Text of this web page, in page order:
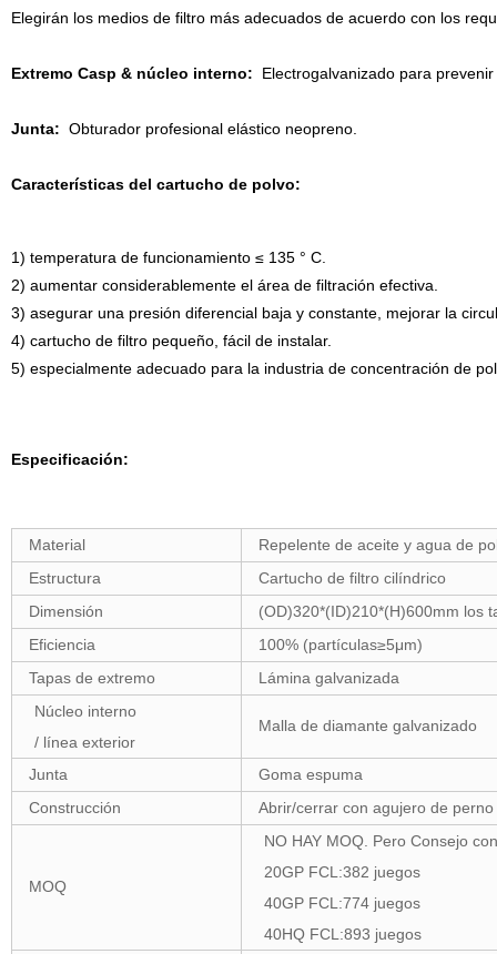
Elegirán los medios de filtro más adecuados de acuerdo con los
Extremo Casp & núcleo interno: Electrogalvanizado para
Junta: Obturador profesional elástico neopreno.
Características del cartucho de polvo:
1) temperatura de funcionamiento ≤ 135 ° C.
2) aumentar considerablemente el área de filtración efectiva.
3) asegurar una presión diferencial baja y constante, mejorar la
4) cartucho de filtro pequeño, fácil de instalar.
5) especialmente adecuado para la industria de concentración de
Especificación:
Material
Repelente de aceite y agua de
Estructura
Cartucho de filtro cilíndrico
Dimensión
(OD)320*(ID)210*(H)600mm los
Eficiencia
100% (partículas≥5μm)
Tapas de extremo
Lámina galvanizada
Núcleo interno
/ línea exterior
Malla de diamante galvanizado
Junta
Goma espuma
Construcción
Abrir/cerrar con agujero de perno
MOQ
NO HAY MOQ. Pero Consejo
20GP FCL:382 juegos
40GP FCL:774 juegos
40HQ FCL:893 juegos